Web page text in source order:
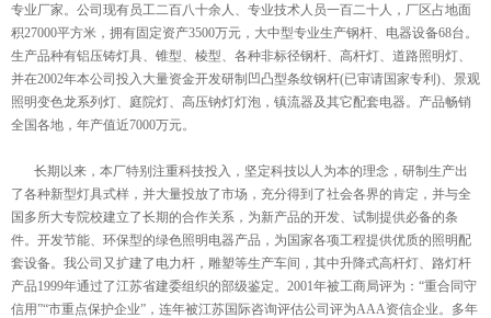
专业厂家。公司现有员工二百八十余人、专业技术人员一百二十人，厂区占地面
积27000平方米，拥有固定资产3500万元，大中型专业生产钢杆、电器设备68台。
生产品种有铝压铸灯具、锥型、棱型、各种非标径钢杆、高杆灯、道路照明灯、
并在2002年本公司投入大量资金开发研制凹凸型条纹钢杆(已审请国家专利)、景观
照明变色龙系列灯、庭院灯、高压钠灯灯泡，镇流器及其它配套电器。产品畅销
全国各地，年产值近7000万元。
长期以来，本厂特别注重科技投入，坚定科技以人为本的理念，研制生产出
了各种新型灯具式样，并大量投放了市场，充分得到了社会各界的肯定，并与全
国多所大专院校建立了长期的合作关系，为新产品的开发、试制提供必备的条
件。开发节能、环保型的绿色照明电器产品，为国家各项工程提供优质的照明配
套设备。我公司又扩建了电力杆，雕塑等生产车间，其中升降式高杆灯、路灯杆
产品1999年通过了江苏省建委组织的部级鉴定。2001年被工商局评为：“重合同守
信用”“市重点保护企业”，连年被江苏国际咨询评估公司评为AAA资信企业。多年